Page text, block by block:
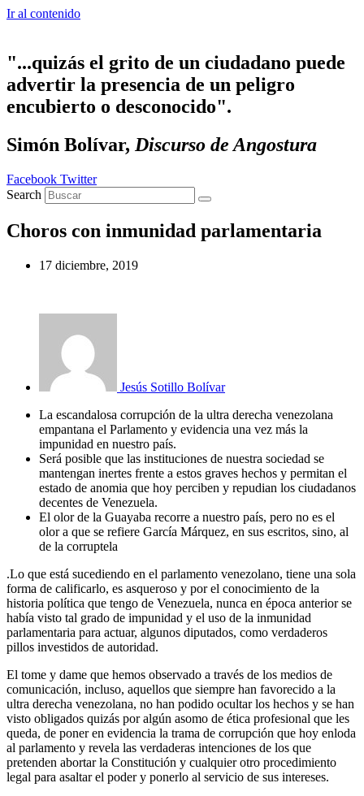
Ir al contenido
"...quizás el grito de un ciudadano puede
advertir la presencia de un peligro
encubierto o desconocido".
Simón Bolívar, Discurso de Angostura
Facebook Twitter
Search
Choros con inmunidad parlamentaria
17 diciembre, 2019
Jesús Sotillo Bolívar
La escandalosa corrupción de la ultra derecha venezolana
empantana el Parlamento y evidencia una vez más la
impunidad en nuestro país.
Será posible que las instituciones de nuestra sociedad se
mantengan inertes frente a estos graves hechos y permitan el
estado de anomia que hoy perciben y repudian los ciudadanos
decentes de Venezuela.
El olor de la Guayaba recorre a nuestro país, pero no es el
olor a que se refiere García Márquez, en sus escritos, sino, al
de la corruptela
.Lo que está sucediendo en el parlamento venezolano, tiene una sola
forma de calificarlo, es asqueroso y por el conocimiento de la
historia política que tengo de Venezuela, nunca en época anterior se
había visto tal grado de impunidad y el uso de la inmunidad
parlamentaria para actuar, algunos diputados, como verdaderos
pillos investidos de autoridad.
El tome y dame que hemos observado a través de los medios de
comunicación, incluso, aquellos que siempre han favorecido a la
ultra derecha venezolana, no han podido ocultar los hechos y se han
visto obligados quizás por algún asomo de ética profesional que les
queda, de poner en evidencia la trama de corrupción que hoy enloda
al parlamento y revela las verdaderas intenciones de los que
pretenden abortar la Constitución y cualquier otro procedimiento
legal para asaltar el poder y ponerlo al servicio de sus intereses.